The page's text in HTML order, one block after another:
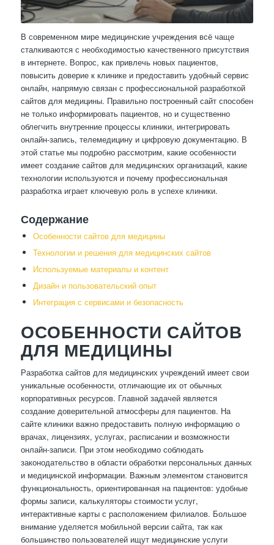
В современном мире медицинские учреждения всё чаще
сталкиваются с необходимостью качественного присутствия
в интернете. Вопрос, как привлечь новых пациентов,
повысить доверие к клинике и предоставить удобный сервис
онлайн, напрямую связан с профессиональной разработкой
сайтов для медицины. Правильно построенный сайт способен
не только информировать пациентов, но и существенно
облегчить внутренние процессы клиники, интегрировать
онлайн-запись, телемедицину и цифровую документацию. В
этой статье мы подробно рассмотрим, какие особенности
имеет создание сайтов для медицинских организаций, какие
технологии используются и почему профессиональная
разработка играет ключевую роль в успехе клиники.
Содержание
Особенности сайтов для медицины
Технологии и решения для медицинских сайтов
Используемые материалы и контент
Дизайн и пользовательский опыт
Интеграция с сервисами и безопасность
ОСОБЕННОСТИ САЙТОВ
ДЛЯ МЕДИЦИНЫ
Разработка сайтов для медицинских учреждений имеет свои
уникальные особенности, отличающие их от обычных
корпоративных ресурсов. Главной задачей является
создание доверительной атмосферы для пациентов. На
сайте клиники важно предоставить полную информацию о
врачах, лицензиях, услугах, расписании и возможности
онлайн-записи. При этом необходимо соблюдать
законодательство в области обработки персональных данных
и медицинской информации. Важным элементом становится
функциональность, ориентированная на пациентов: удобные
формы записи, калькуляторы стоимости услуг,
интерактивные карты с расположением филиалов. Большое
внимание уделяется мобильной версии сайта, так как
большинство пользователей ищут медицинские услуги